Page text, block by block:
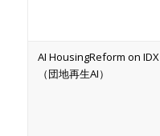
AI HousingReform on IDX
（団地再生AI）